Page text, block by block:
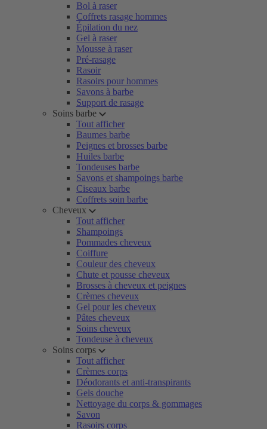
Bol à raser
Coffrets rasage hommes
Épilation du nez
Gel à raser
Mousse à raser
Pré-rasage
Rasoir
Rasoirs pour hommes
Savons à barbe
Support de rasage
Soins barbe
Tout afficher
Baumes barbe
Peignes et brosses barbe
Huiles barbe
Tondeuses barbe
Savons et shampoings barbe
Ciseaux barbe
Coffrets soin barbe
Cheveux
Tout afficher
Shampoings
Pommades cheveux
Coiffure
Couleur des cheveux
Chute et pousse cheveux
Brosses à cheveux et peignes
Crèmes cheveux
Gel pour les cheveux
Pâtes cheveux
Soins cheveux
Tondeuse à cheveux
Soins corps
Tout afficher
Crèmes corps
Déodorants et anti-transpirants
Gels douche
Nettoyage du corps & gommages
Savon
Rasoirs corps